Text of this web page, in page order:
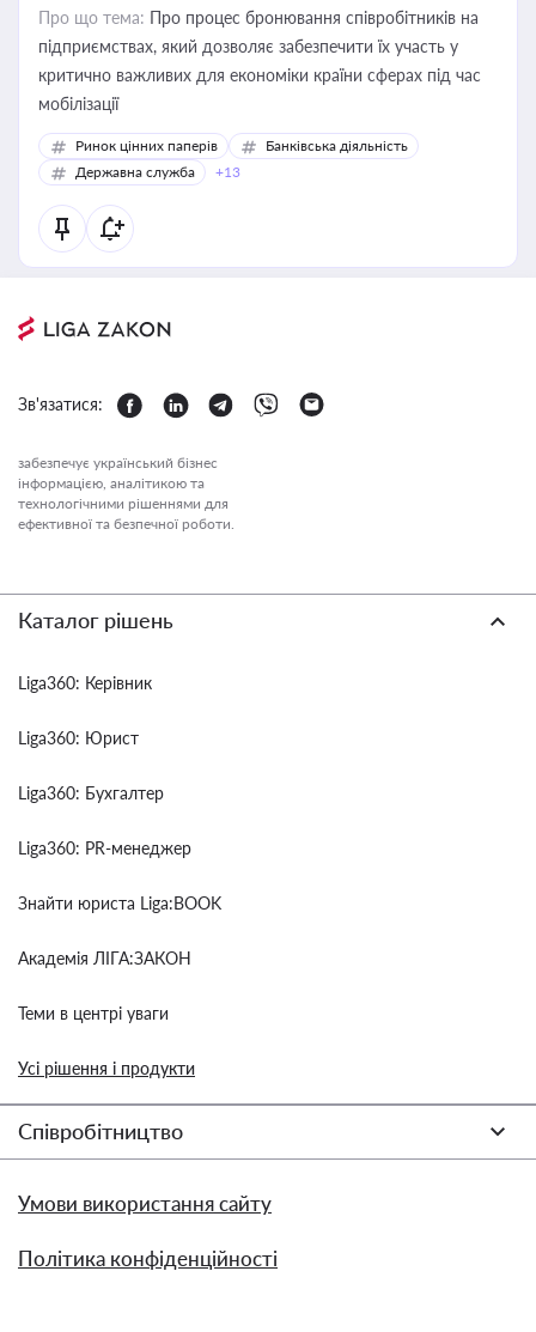
Про що тема: Про процес бронювання співробітників на
підприємствах, який дозволяє забезпечити їх участь у
критично важливих для економіки країни сферах під час
мобілізації
Ринок цінних паперів
Банківська діяльність
Державна служба
+13
Зв'язатися:
забезпечує український бізнес
інформацією, аналітикою та
технологічними рішеннями для
ефективної та безпечної роботи.
Каталог рішень
Liga360: Керівник
Liga360: Юрист
Liga360: Бухгалтер
Liga360: PR-менеджер
Знайти юриста Liga:BOOK
Академія ЛІГА:ЗАКОН
Теми в центрі уваги
Усі рішення і продукти
Співробітництво
Умови використання сайту
Політика конфіденційності